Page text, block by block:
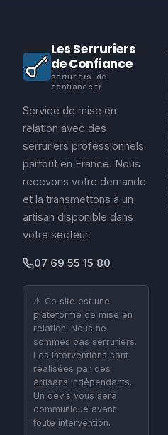
Les Serruriers
de Confiance
serruriers-de-
confiance.fr
Service de mise en
relation avec des
serruriers professionnels
partout en France. Nous
recevons votre demande
et la transmettons à un
artisan disponible dans
votre secteur.
07 69 55 15 80
⚠️ Ce site est une
plateforme de mise en
relation. Nous ne
sommes pas serruriers.
Les interventions sont
réalisées par des
artisans indépendants.
Un devis vous sera
communiqué avant
toute intervention.